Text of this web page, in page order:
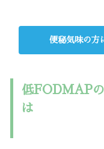
便秘気味の方
低FODMAPの